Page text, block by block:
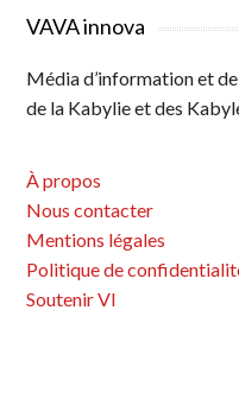
VAVA innova
Média d’information et
de la Kabylie et des
À propos
Nous contacter
Mentions légales
Politique de
Soutenir VI